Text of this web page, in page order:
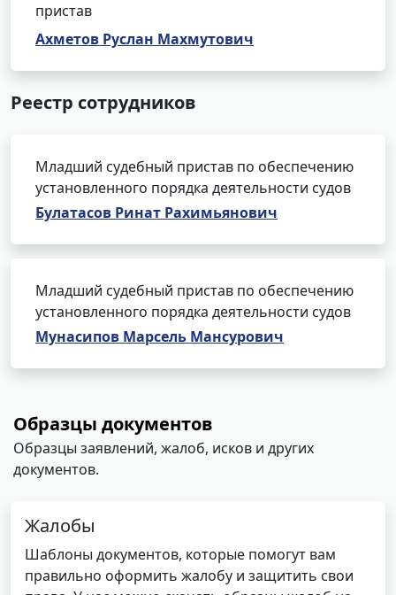
пристав
Ахметов Руслан Махмутович
Реестр сотрудников
Младший судебный пристав по обеспечению
установленного порядка деятельности судов
Булатасов Ринат Рахимьянович
Младший судебный пристав по обеспечению
установленного порядка деятельности судов
Мунасипов Марсель Мансурович
Образцы документов
Образцы заявлений, жалоб, исков и других
документов.
Жалобы
Шаблоны документов, которые помогут вам
правильно оформить жалобу и защитить свои